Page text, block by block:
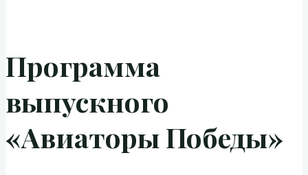
Программа
выпускного
«Авиаторы Победы»